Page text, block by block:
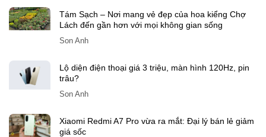
Tám Sạch – Nơi mang vẻ đẹp của hoa kiểng Chợ
Lách đến gần hơn với mọi không gian sống
Son Anh
Lộ diện điện thoại giá 3 triệu, màn hình 120Hz, pin
trâu?
Son Anh
Xiaomi Redmi A7 Pro vừa ra mắt: Đại lý bán lẻ giảm
giá sốc